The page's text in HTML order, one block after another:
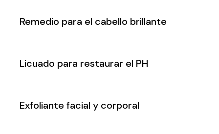
Remedio para el cabello brillante
Licuado para restaurar el PH
Exfoliante facial y corporal